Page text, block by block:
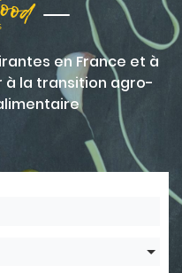
en France et à
à la transition agro-